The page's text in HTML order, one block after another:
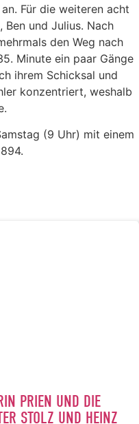
Für die weiteren acht
Ben und Julius. Nach
den Weg nach
Minute ein paar Gänge
ihrem Schicksal und
konzentriert, weshalb
(9 Uhr) mit einem
PRIEN UND DIE
STOLZ UND HEINZ